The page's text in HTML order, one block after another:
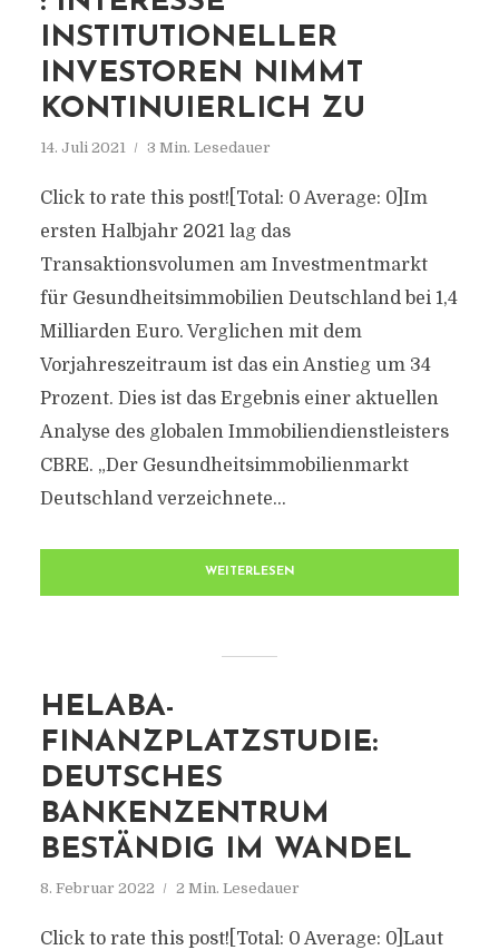
INSTITUTIONELLER
INVESTOREN NIMMT
KONTINUIERLICH ZU
14. Juli 2021 3 Min. Lesedauer
Click to rate this post![Total: 0 Average: 0]Im
ersten Halbjahr 2021 lag das
Transaktionsvolumen am Investmentmarkt
für Gesundheitsimmobilien Deutschland bei 1,4
Milliarden Euro. Verglichen mit dem
Vorjahreszeitraum ist das ein Anstieg um 34
Prozent. Dies ist das Ergebnis einer aktuellen
Analyse des globalen Immobiliendienstleisters
CBRE. „Der Gesundheitsimmobilienmarkt
Deutschland verzeichnete...
WEITERLESEN
HELABA-
FINANZPLATZSTUDIE:
DEUTSCHES
BANKENZENTRUM
BESTÄNDIG IM WANDEL
8. Februar 2022 2 Min. Lesedauer
Click to rate this post![Total: 0 Average: 0]Laut